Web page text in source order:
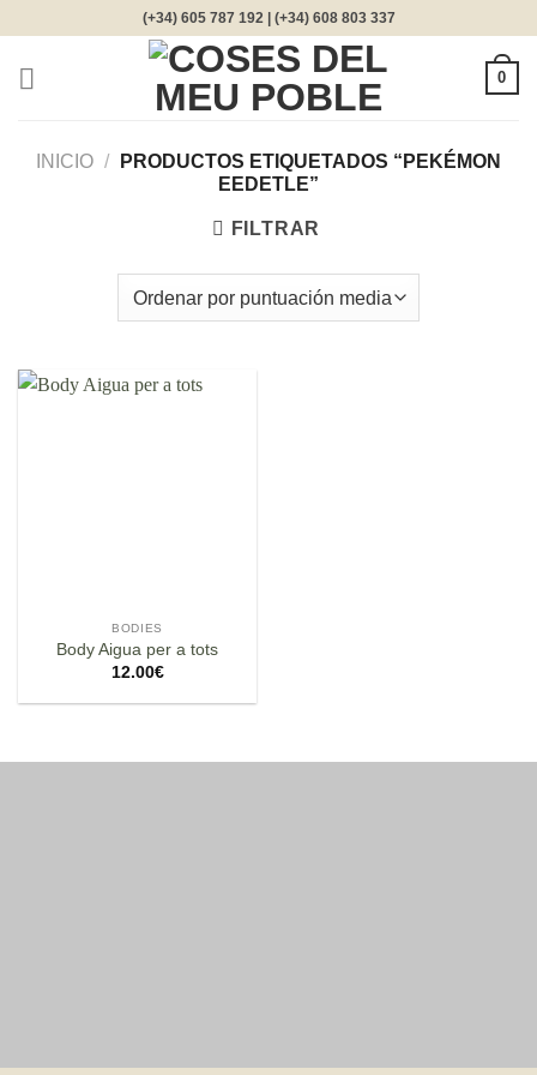
contenido
(+34) 605 787 192 | (+34) 608 803 337
0
INICIO /
PRODUCTOS ETIQUETADOS “PEKÉMON
EEDETLE”
FILTRAR
BODIES
Body Aigua per a tots
12.00€